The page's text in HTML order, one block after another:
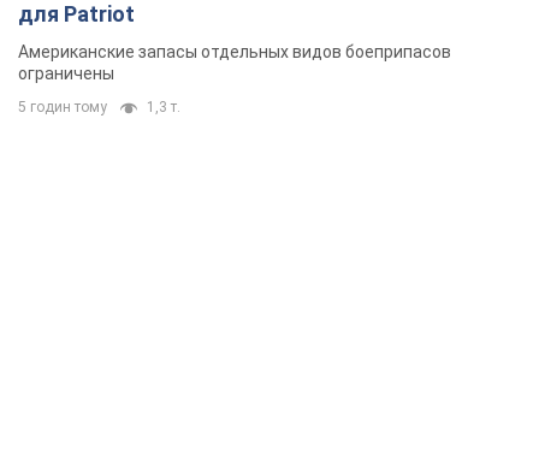
для Patriot
Американские запасы отдельных видов боеприпасов
ограничены
5 годин тому 1,3 т.